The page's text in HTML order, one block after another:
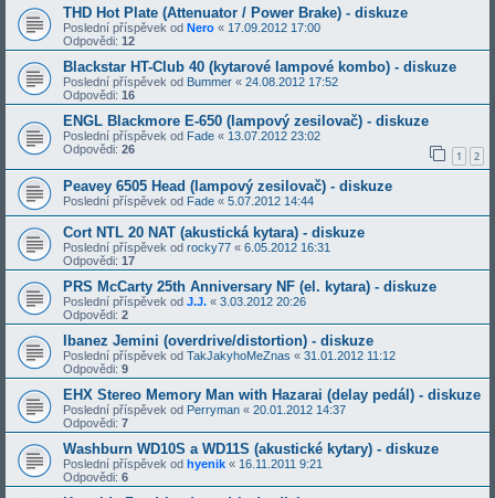
THD Hot Plate (Attenuator / Power Brake) - diskuze
Poslední příspěvek od Nero « 17.09.2012 17:00
Odpovědi: 12
Blackstar HT-Club 40 (kytarové lampové kombo) - diskuze
Poslední příspěvek od Bummer « 24.08.2012 17:52
Odpovědi: 16
ENGL Blackmore E-650 (lampový zesilovač) - diskuze
Poslední příspěvek od Fade « 13.07.2012 23:02
Odpovědi: 26 1 2
Peavey 6505 Head (lampový zesilovač) - diskuze
Poslední příspěvek od Fade « 5.07.2012 14:44
Cort NTL 20 NAT (akustická kytara) - diskuze
Poslední příspěvek od rocky77 « 6.05.2012 16:31
Odpovědi: 17
PRS McCarty 25th Anniversary NF (el. kytara) - diskuze
Poslední příspěvek od J.J. « 3.03.2012 20:26
Odpovědi: 2
Ibanez Jemini (overdrive/distortion) - diskuze
Poslední příspěvek od TakJakyhoMeZnas « 31.01.2012 11:12
Odpovědi: 9
EHX Stereo Memory Man with Hazarai (delay pedál) - diskuze
Poslední příspěvek od Perryman « 20.01.2012 14:37
Odpovědi: 7
Washburn WD10S a WD11S (akustické kytary) - diskuze
Poslední příspěvek od hyenik « 16.11.2011 9:21
Odpovědi: 6